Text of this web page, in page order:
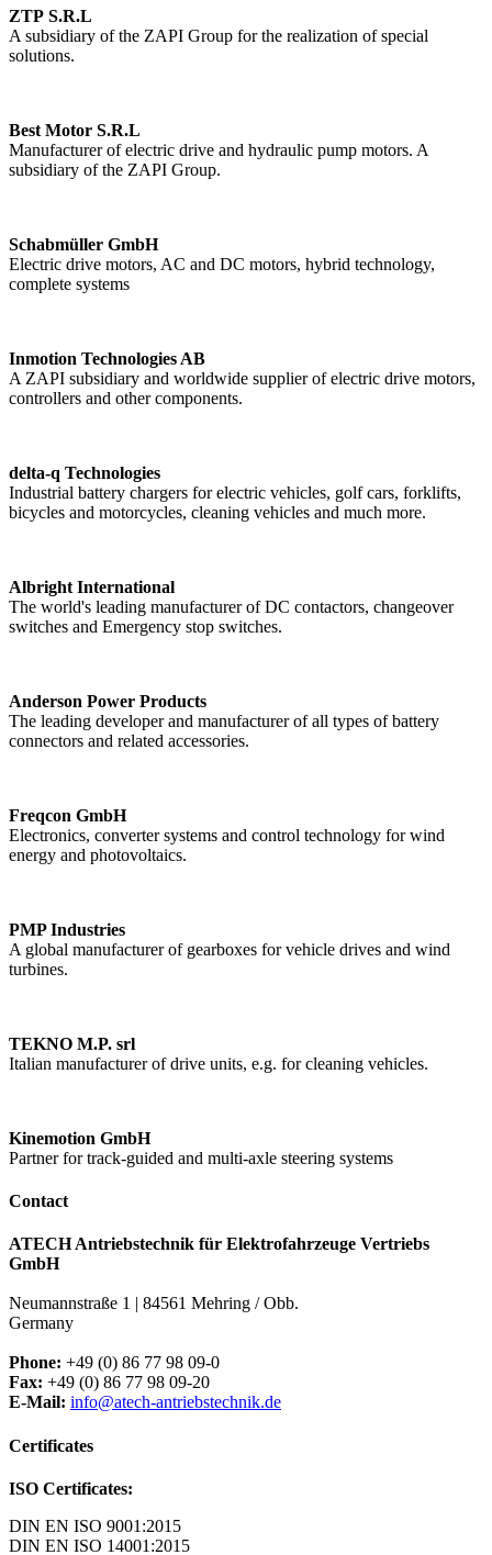
ZTP S.R.L
A subsidiary of the ZAPI Group for the realization of special
solutions.
Best Motor S.R.L
Manufacturer of electric drive and hydraulic pump motors. A
subsidiary of the ZAPI Group.
Schabmüller GmbH
Electric drive motors, AC and DC motors, hybrid technology,
complete systems
Inmotion Technologies AB
A ZAPI subsidiary and worldwide supplier of electric drive motors,
controllers and other components.
delta-q Technologies
Industrial battery chargers for electric vehicles, golf cars, forklifts,
bicycles and motorcycles, cleaning vehicles and much more.
Albright International
The world's leading manufacturer of DC contactors, changeover
switches and Emergency stop switches.
Anderson Power Products
The leading developer and manufacturer of all types of battery
connectors and related accessories.
Freqcon GmbH
Electronics, converter systems and control technology for wind
energy and photovoltaics.
PMP Industries
A global manufacturer of gearboxes for vehicle drives and wind
turbines.
TEKNO M.P. srl
Italian manufacturer of drive units, e.g. for cleaning vehicles.
Kinemotion GmbH
Partner for track-guided and multi-axle steering systems
Contact
ATECH Antriebstechnik für Elektrofahrzeuge Vertriebs
GmbH
Neumannstraße 1 | 84561 Mehring / Obb.
Germany
Phone: +49 (0) 86 77 98 09-0
Fax: +49 (0) 86 77 98 09-20
E-Mail: info@atech-antriebstechnik.de
Certificates
ISO Certificates:
DIN EN ISO 9001:2015
DIN EN ISO 14001:2015